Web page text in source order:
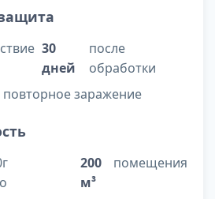
30
дней
после
обработки
заражение
200
м³
помещения